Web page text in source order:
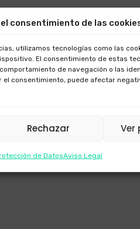
consentimiento de las
utilizamos tecnologías como las
El consentimiento de estas
de navegación o las
el consentimiento, puede afectar
Rechazar Ver
de DatosAviso Legal